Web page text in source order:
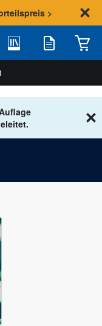
>
Bibliothek Merkliste